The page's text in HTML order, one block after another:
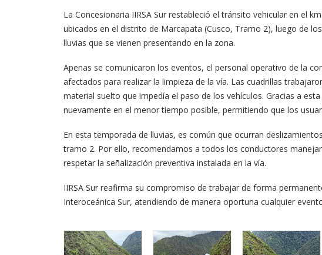
La Concesionaria IIRSA Sur restableció el tránsito vehicular en el
ubicados en el distrito de Marcapata (Cusco, Tramo 2), luego de
lluvias que se vienen presentando en la zona.
Apenas se comunicaron los eventos, el personal operativo de la
afectados para realizar la limpieza de la vía. Las cuadrillas
material suelto que impedía el paso de los vehículos. Gracias a
nuevamente en el menor tiempo posible, permitiendo que los
En esta temporada de lluvias, es común que ocurran
tramo 2. Por ello, recomendamos a todos los conductores
respetar la señalización preventiva instalada en la vía.
IIRSA Sur reafirma su compromiso de trabajar de forma
Interoceánica Sur, atendiendo de manera oportuna cualquier